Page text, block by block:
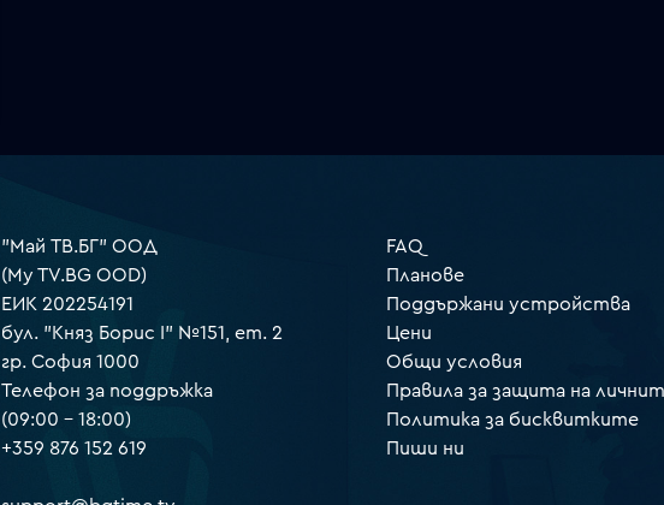
"Май ТВ.БГ" ООД
(My TV.BG OOD)
ЕИК 202254191
бул. "Княз Борис I" №151, ет. 2
гр. София 1000
Телефон за поддръжка
(09:00 – 18:00)
+359 876 152 619
FAQ
Планове
Поддържани устройства
Цени
Общи условия
Правила за защита на
Политика за бисквитките
Пиши ни